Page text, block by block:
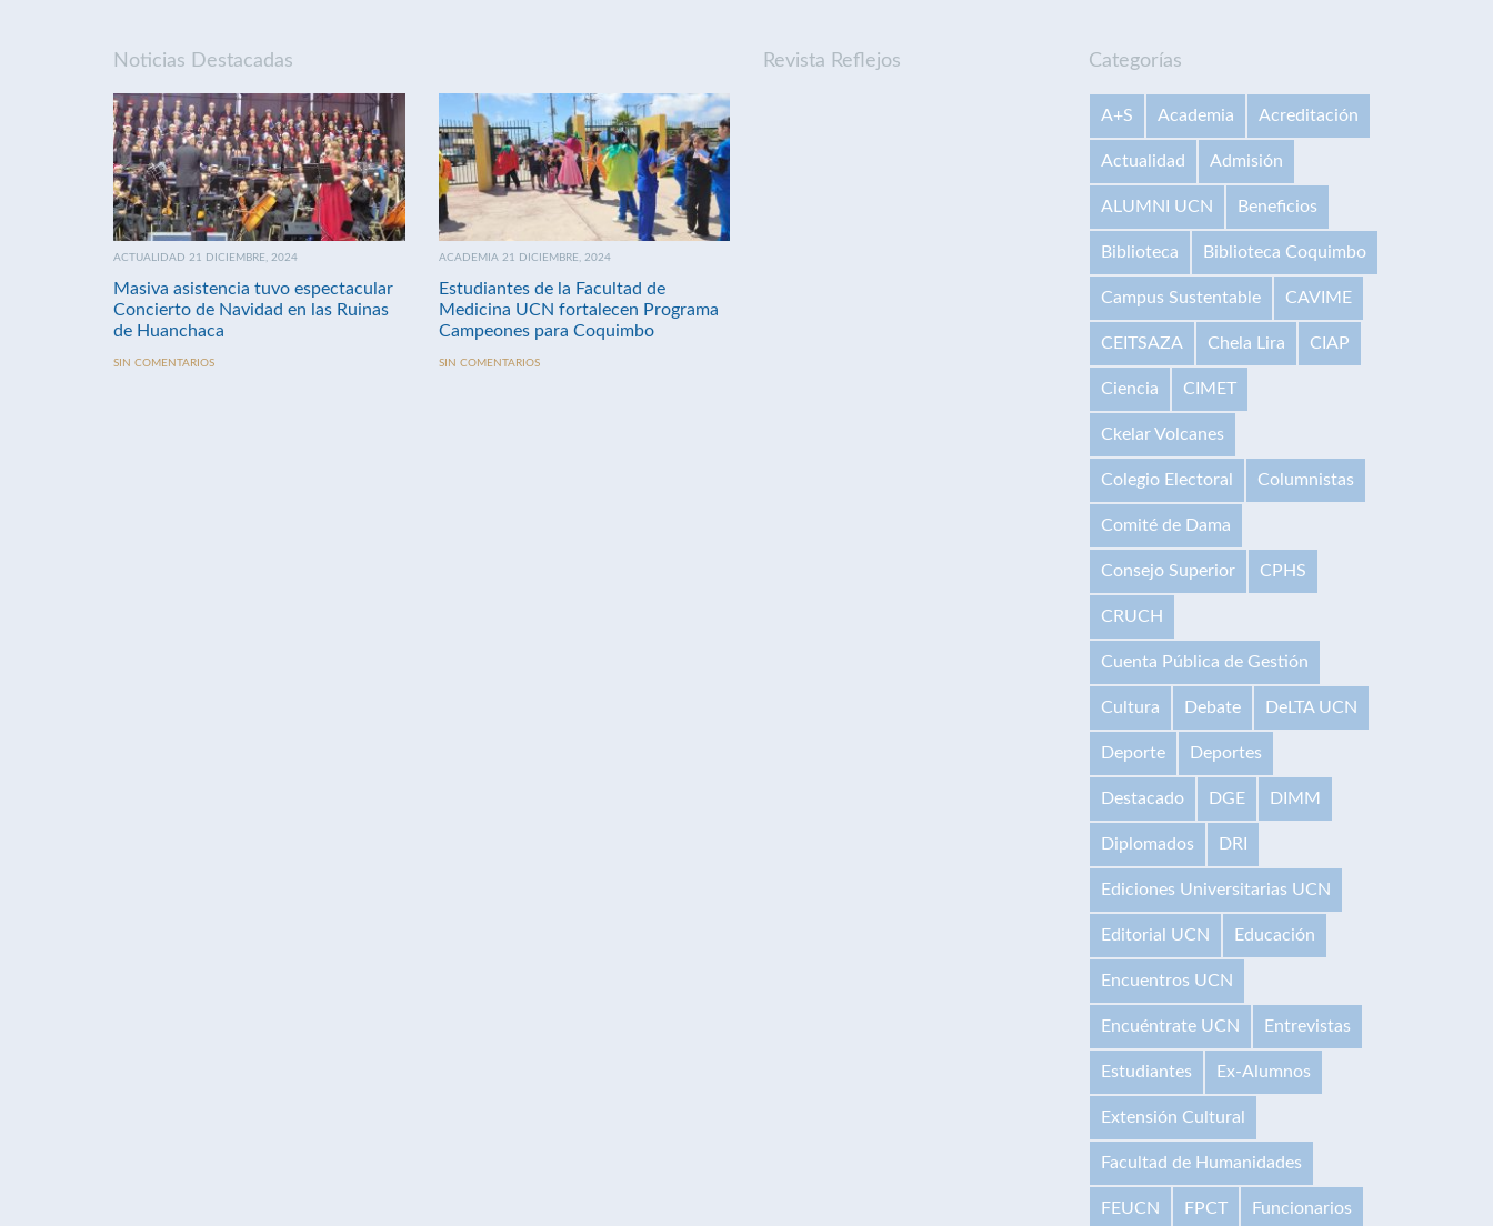
Noticias Destacadas
ACTUALIDAD 21 DICIEMBRE, 2024
Masiva asistencia tuvo espectacular
Concierto de Navidad en las Ruinas
de Huanchaca
SIN COMENTARIOS
ACADEMIA 21 DICIEMBRE, 2024
Estudiantes de la Facultad de
Medicina UCN fortalecen Programa
Campeones para Coquimbo
SIN COMENTARIOS
Revista Reflejos Categorías
A+S Academia Acreditación
Actualidad Admisión
ALUMNI UCN Beneficios
Biblioteca Biblioteca Coquimbo
Campus Sustentable CAVIME
CEITSAZA Chela Lira CIAP
Ciencia CIMET
Ckelar Volcanes
Colegio Electoral Columnistas
Comité de Dama
Consejo Superior CPHS
CRUCH
Cuenta Pública de Gestión
Cultura Debate DeLTA UCN
Deporte Deportes
Destacado DGE DIMM
Diplomados DRI
Ediciones Universitarias UCN
Editorial UCN Educación
Encuentros UCN
Encuéntrate UCN Entrevistas
Estudiantes Ex-Alumnos
Extensión Cultural
Facultad de Humanidades
FEUCN FPCT Funcionarios